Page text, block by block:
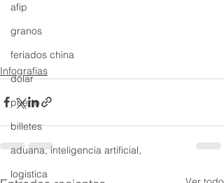
afip
granos
feriados china
dolar
puerto
billetes
aduana, inteligencia artificial,
logistica
Infografias